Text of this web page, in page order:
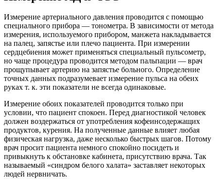
Измерение артериального давления проводится с помощью
специального прибора ― тонометра. В зависимости от метода
измерения, используемого прибором, манжета накладывается
на палец, запястье или плечо пациента. При измерении
сердцебиения может применяться специальный пульсометр,
но чаще процедура проводится методом пальпации ― врач
прощупывает артерию на запястье больного. Определение
точных данных подразумевает измерение пульса на обеих
руках т. к. эти показатели не всегда одинаковые.
Измерение обоих показателей проводится только при
условии, что пациент спокоен. Перед диагностикой человек
должен воздержаться от употребления кофеинсодержащих
продуктов, курения. На полученные данные влияет любая
физическая нагрузка, даже несколько быстрых шагов. Потому
врач просит пациента немного спокойно посидеть и
привыкнуть к обстановке кабинета, присутствию врача. Так
называемый «синдром белого халата» заставляет некоторых
людей нервничать.